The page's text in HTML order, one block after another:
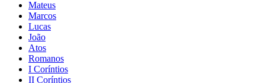
Mateus
Marcos
Lucas
João
Atos
Romanos
I Coríntios
II Coríntios